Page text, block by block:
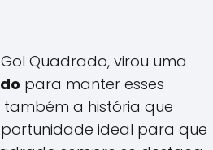
Quadrado, virou uma
para manter esses
a história que
ideal para que